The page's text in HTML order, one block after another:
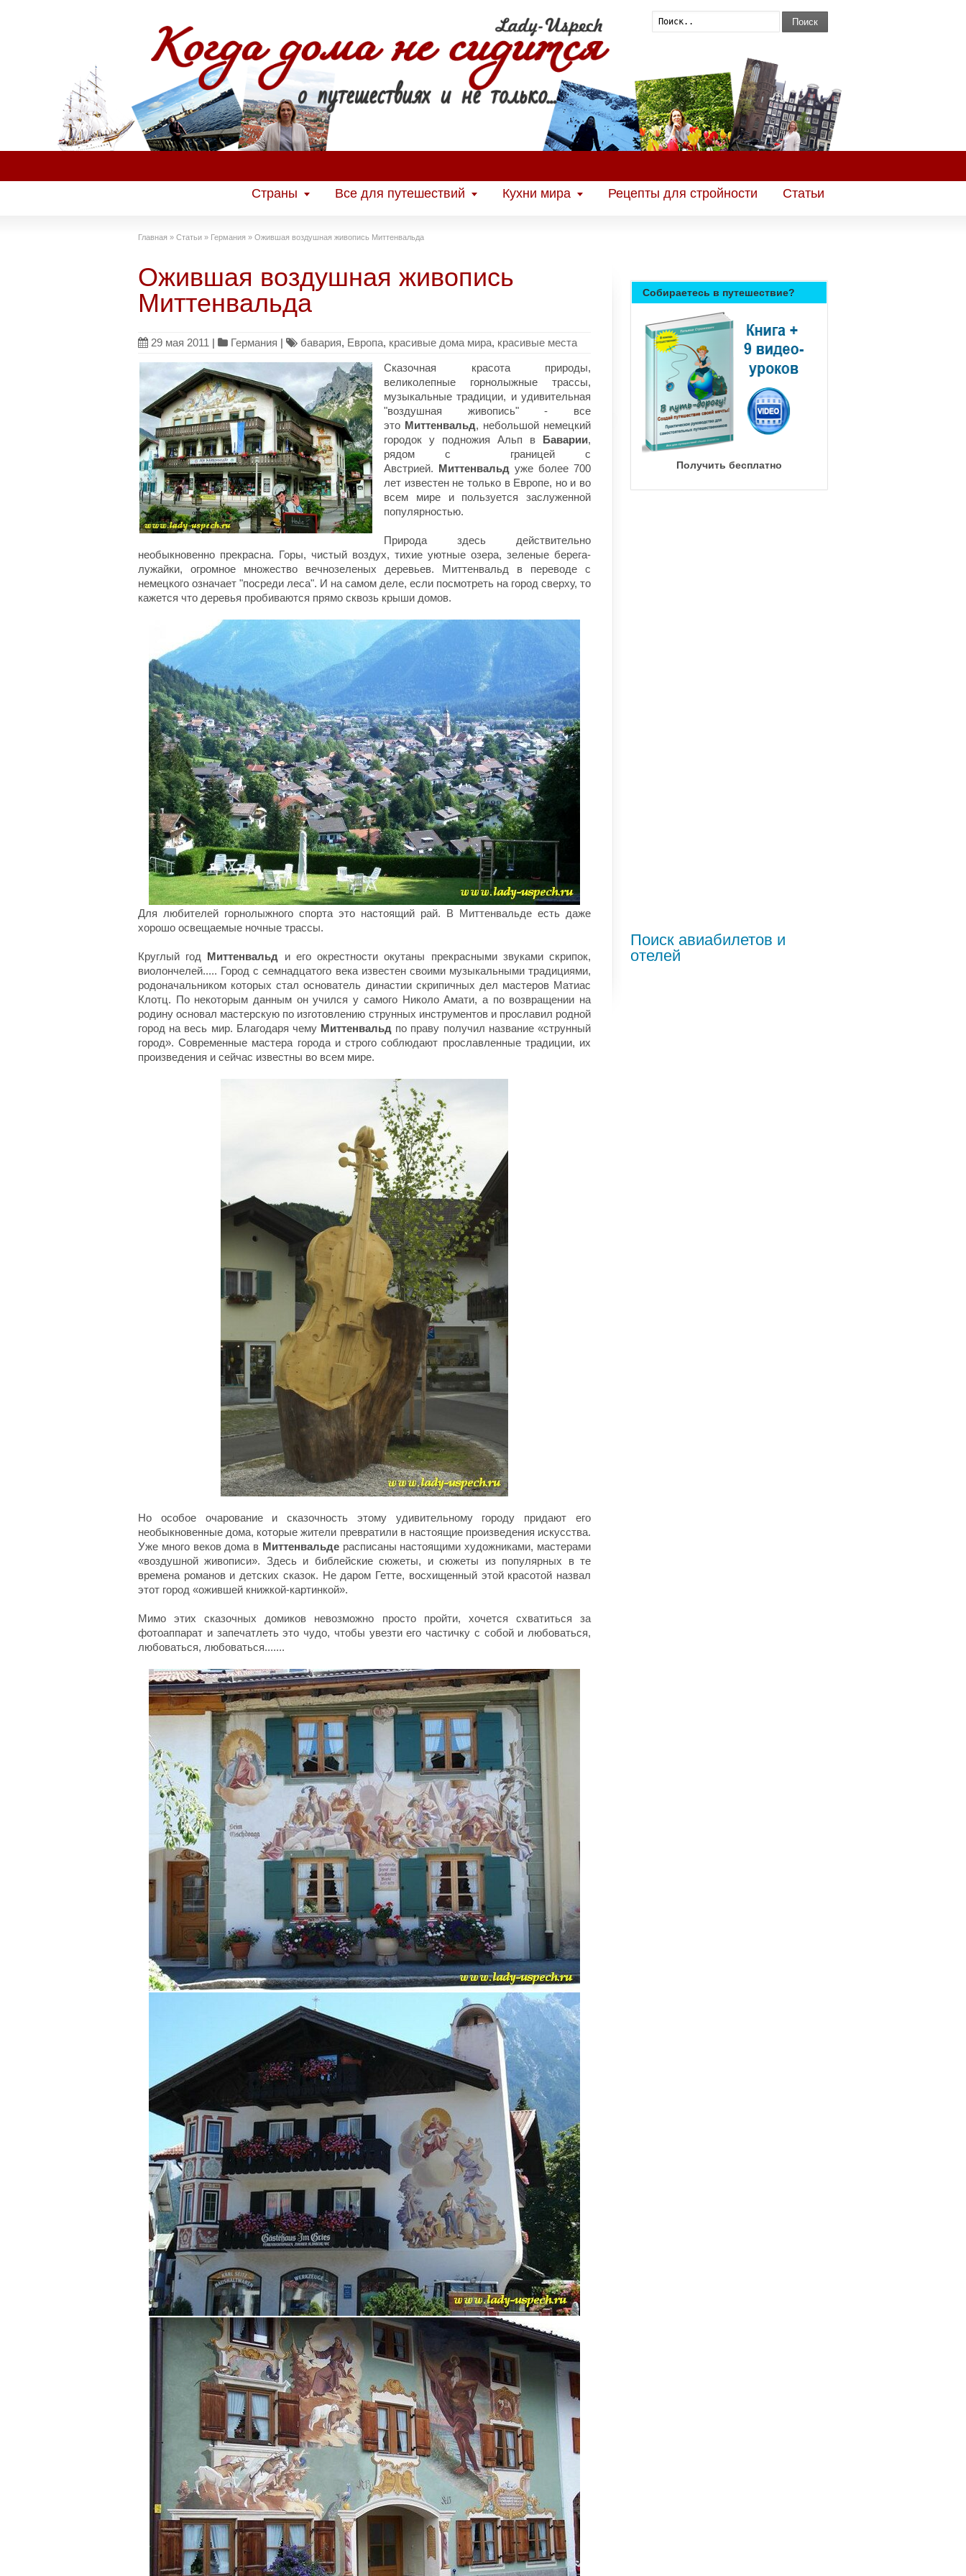
Поиск
Страны Все для путешествий Кухни мира Рецепты для стройности Статьи
Главная » Статьи » Германия » Ожившая воздушная живопись Миттенвальда
Ожившая воздушная живопись
Миттенвальда
29 мая 2011 | Германия | бавария, Европа, красивые дома мира, красивые места
Сказочная красота природы,
великолепные горнолыжные трассы,
музыкальные традиции, и удивительная
"воздушная живопись" - все
это Миттенвальд, небольшой немецкий
городок у подножия Альп в Баварии,
рядом с границей с
Австрией. Миттенвальд уже более 700
лет известен не только в Европе, но и во
всем мире и пользуется заслуженной
популярностью.
Природа здесь действительно
необыкновенно прекрасна. Горы, чистый воздух, тихие уютные озера, зеленые берега-
лужайки, огромное множество вечнозеленых деревьев. Миттенвальд в переводе с
немецкого означает "посреди леса". И на самом деле, если посмотреть на город сверху, то
кажется что деревья пробиваются прямо сквозь крыши домов.
Для любителей горнолыжного спорта это настоящий рай. В Миттенвальде есть даже
хорошо освещаемые ночные трассы.
Круглый год Миттенвальд и его окрестности окутаны прекрасными звуками скрипок,
виолончелей..... Город с семнадцатого века известен своими музыкальными традициями,
родоначальником которых стал основатель династии скрипичных дел мастеров Матиас
Клотц. По некоторым данным он учился у самого Николо Амати, а по возвращении на
родину основал мастерскую по изготовлению струнных инструментов и прославил родной
город на весь мир. Благодаря чему Миттенвальд по праву получил название «струнный
город». Современные мастера города и строго соблюдают прославленные традиции, их
произведения и сейчас известны во всем мире.
Но особое очарование и сказочность этому удивительному городу придают его
необыкновенные дома, которые жители превратили в настоящие произведения искусства.
Уже много веков дома в Миттенвальдерасписаны настоящими художниками, мастерами
«воздушной живописи». Здесь и библейские сюжеты, и сюжеты из популярных в те
времена романов и детских сказок. Не даром Гетте, восхищенный этой красотой назвал
этот город «ожившей книжкой-картинкой».
Мимо этих сказочных домиков невозможно просто пройти, хочется схватиться за
фотоаппарат и запечатлеть это чудо, чтобы увезти его частичку с собой и любоваться,
любоваться, любоваться.......
Собираетесь в путешествие?
Получить бесплатно
Поиск авиабилетов и
отелей